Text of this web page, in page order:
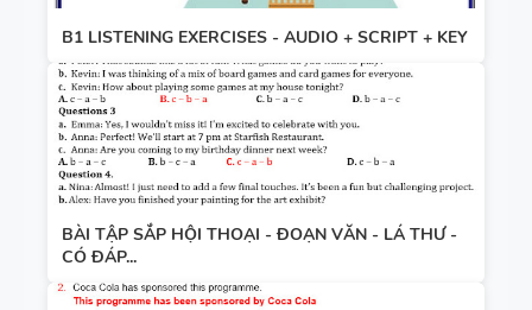
B1 LISTENING EXERCISES - AUDIO + SCRIPT + KEY
BÀI TẬP SẮP HỘI THOẠI - ĐOẠN VĂN - LÁ THƯ -
CÓ ĐÁP...